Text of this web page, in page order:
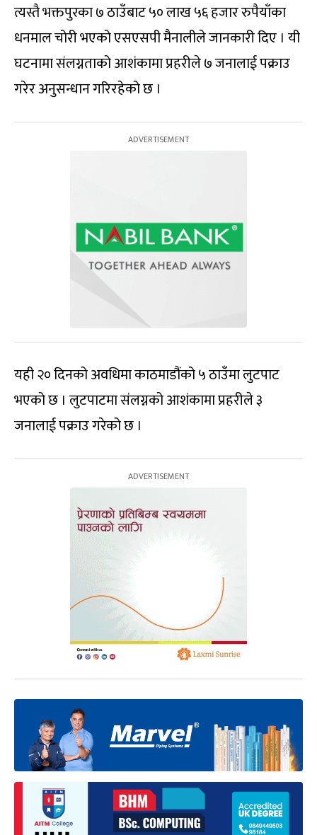
त्यस्तै भक्तपुरका ७ ठाउँबाट ५० लाख ५६ हजार रुपैयाँका
धनमाल चोरी भएको एसएसपी मैनालीले जानकारी दिए । यी
घटनामा संलग्नताको आशंकामा प्रहरीले ७ जनालाई पक्राउ
गरेर अनुसन्धान गरिरहेको छ ।
यही २० दिनको अवधिमा काठमाडौंको ५ ठाउँमा लुटपाट
भएको छ । लुटपाटमा संलग्नको आशंकामा प्रहरीले ३
जनालाई पक्राउ गरेको छ ।